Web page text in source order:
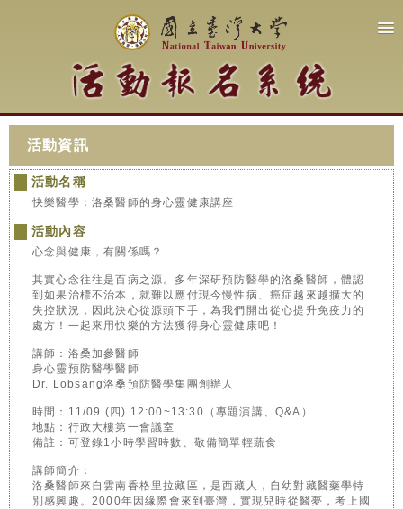
活動資訊
活動名稱
快樂醫學：洛桑醫師的身心靈健康講座
活動內容
心念與健康，有關係嗎？
其實心念往往是百病之源。多年深研預防醫學的洛桑醫師，體認
到如果治標不治本，就難以應付現今慢性病、癌症越來越擴大的
失控狀況，因此決心從源頭下手，為我們開出從心提升免疫力的
處方！一起來用快樂的方法獲得身心靈健康吧！
講師：洛桑加參醫師
身心靈預防醫學醫師
Dr. Lobsang洛桑預防醫學集團創辦人
時間：11/09 (四) 12:00~13:30（專題演講、Q&A）
地點：行政大樓第一會議室
備註：可登錄1小時學習時數、敬備簡單輕蔬食
講師簡介：
洛桑醫師來自雲南香格里拉藏區，是西藏人，自幼對藏醫藥學特
別感興趣。2000年因緣際會來到臺灣，實現兒時從醫夢，考上國